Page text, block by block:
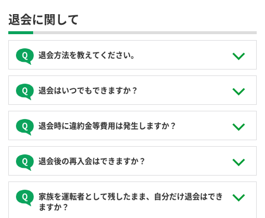
す。
ただし、土日祝日のお申込みについてはお時間がかかる場合
がございますので、予めご了承ください。
者ごとのID、パスワードで行っていだきます。ログインIDの
使い回しはできませんので、運転される方全員をご登録くだ
さい。
退会に関して
退会方法を教えてください。
会員ログインいただき、「お客様登録情報」にある「退会」
からお手続きいただけます。
退会はいつでもできますか？
毎月20日までに退会のお申出をいただいた場合、お申出のあ
った月の末日をもって入会契約終了となります（当月21日以
降のお申出による入会契約終了日は翌月末日となります）。
退会時に違約金等費用は発生しますか？
一切費用はかかりません。
退会後の再入会はできますか？
いつでも、何度でも可能です。また再入会に費用はかかりま
せん。
家族を運転者として残したまま、自分だけ退会はでき
ますか？